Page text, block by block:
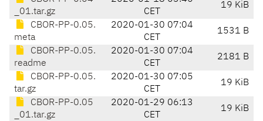
_01.tar.gz
CET
19 KiB
CBOR-PP-0.05.
meta
2020-01-30 07:04
CET
1531 B
CBOR-PP-0.05.
readme
2020-01-30 07:04
CET
2181 B
CBOR-PP-0.05.
tar.gz
2020-01-30 07:05
CET
19 KiB
CBOR-PP-0.05
_01.tar.gz
2020-01-29 06:13
CET
19 KiB